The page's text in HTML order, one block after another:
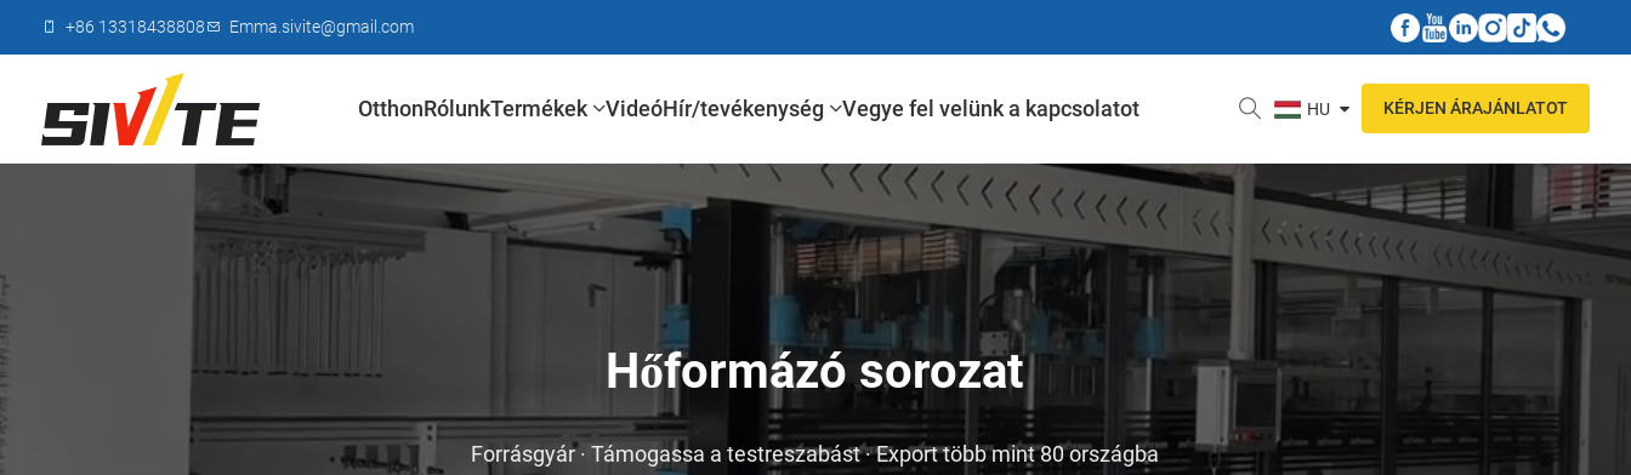
+86 13318438808 Emma.sivite@gmail.com
OtthonRólunkTermékek VideóHír/tevékenység Vegye fel velünk a kapcsolatot HU KÉRJEN ÁRAJÁNLATOT
Hőformázó sorozat
Forrásgyár · Támogassa a testreszabást · Export több mint 80 országba